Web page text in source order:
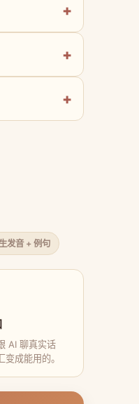
发音 + 例句
AI 聊真实话
成能用的。